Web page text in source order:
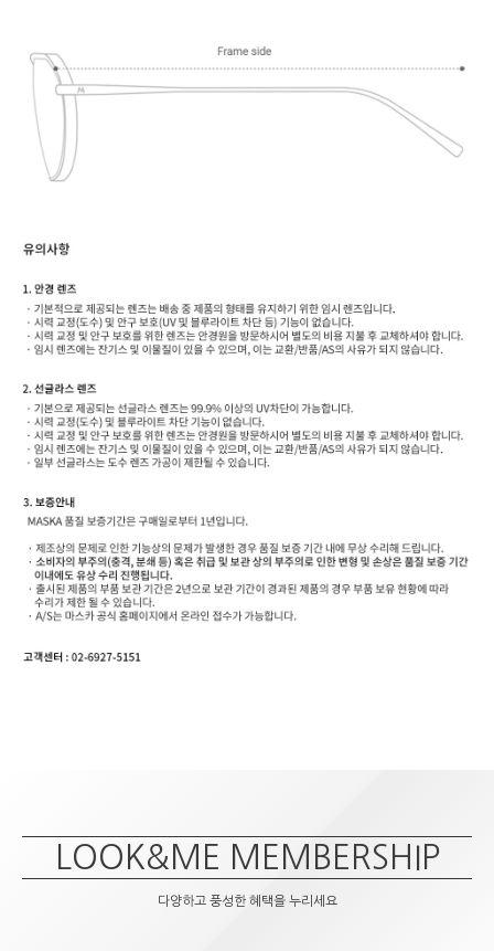
LOOK&ME MEMBERSHIP
다양하고 풍성한 혜택을 누리세요